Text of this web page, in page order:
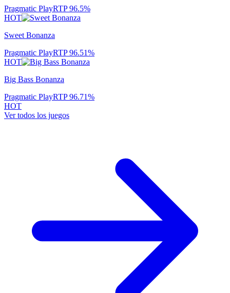
Pragmatic PlayRTP96.5%
HOT
Sweet Bonanza
Pragmatic PlayRTP96.51%
HOT
Big Bass Bonanza
Pragmatic PlayRTP96.71%
HOT
Ver todos los juegos